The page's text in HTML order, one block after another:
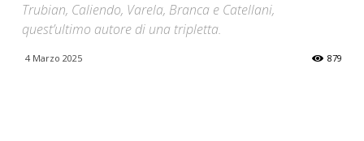
Trubian, Caliendo, Varela, Branca e Catellani,
quest’ultimo autore di una tripletta.
4 Marzo 2025 879